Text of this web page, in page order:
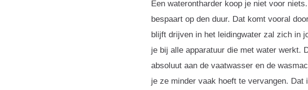
Een waterontharder koop je niet voor
bespaart op den duur. Dat komt vooral
blijft drijven in het leidingwater zal zich in
je bij alle apparatuur die met water werkt.
absoluut aan de vaatwasser en de
je ze minder vaak hoeft te vervangen.